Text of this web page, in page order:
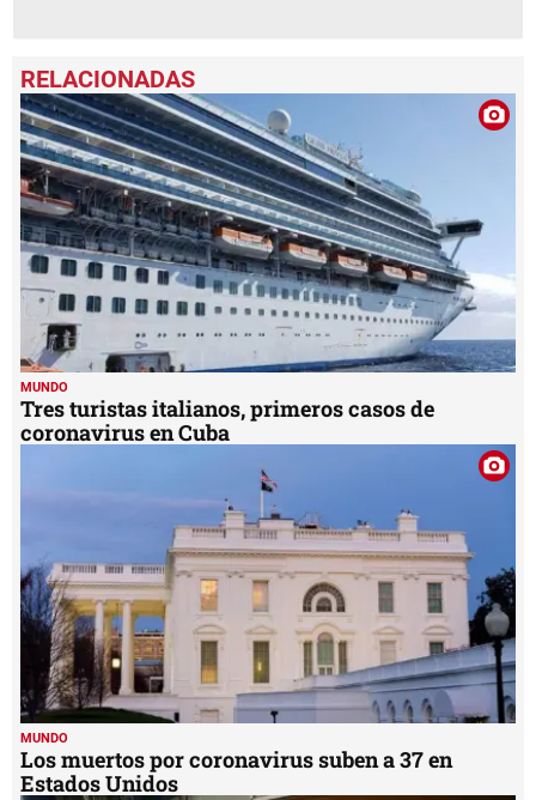
MUNDO
Tres turistas italianos, primeros casos de
coronavirus en Cuba
MUNDO
Los muertos por coronavirus suben a 37 en
Estados Unidos